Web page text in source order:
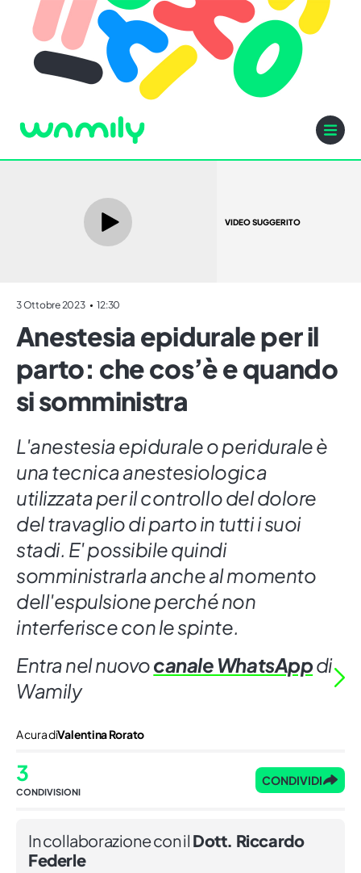
VIDEO SUGGERITO
3 Ottobre 2023 12:30
Anestesia epidurale per il
parto: che cos’è e quando
si somministra
L'anestesia epidurale o peridurale è
una tecnica anestesiologica
utilizzata per il controllo del dolore
del travaglio di parto in tutti i suoi
stadi. E' possibile quindi
somministrarla anche al momento
dell'espulsione perché non
interferisce con le spinte.
Entra nel nuovocanale WhatsAppdi
Wamily
A cura diValentina Rorato
3
CONDIVISIONI
CONDIVIDI
In collaborazione con il Dott. Riccardo
Federle